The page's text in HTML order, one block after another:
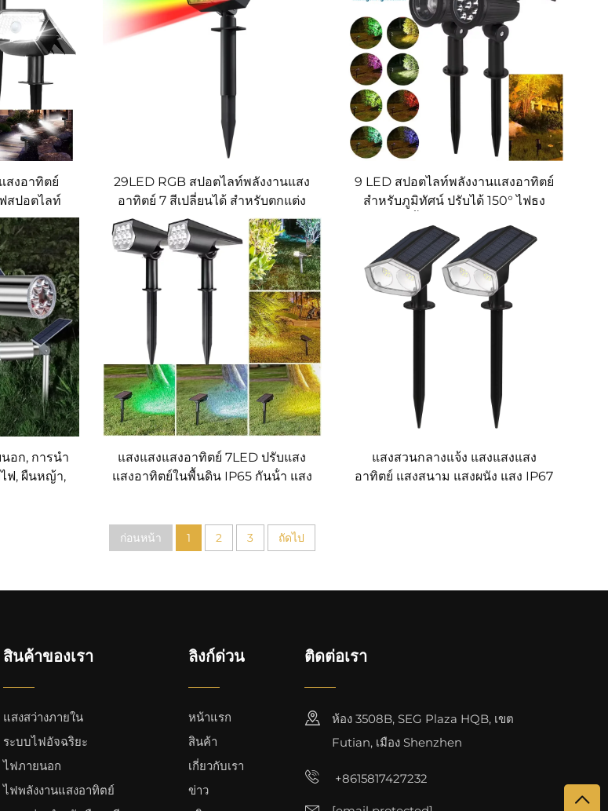
สงอาทิตย์
สปอตไลท์
โรงรถ 3
ง
29LED RGB สปอตไลท์พลังงานแสง
อาทิตย์ 7 สีเปลี่ยนได้ สำหรับตกแต่ง
คริสต์มาส ไฟกลางแจ้งสำหรับภูมิ
ทัศน์ IP67 กันน้ำ สำหรับสวนและลาน
9 LED สปอตไลท์พลังงานแสงอาทิตย์
สำหรับภูมิทัศน์ ปรับได้ 150° ไฟธง
สวน สระน้ำ และสนาม
อก, การนํา
ฟ, ผืนหญ้า,
แสงแสงแสงอาทิตย์ 7LED ปรับแสง
แสงอาทิตย์ในพื้นดิน IP65 กันน้ํา แสง
แสงสวนกลางแจ้ง แสงแสงแสง
อาทิตย์ แสงสนาม แสงผนัง แสง IP67
ก่อนหน้า 1 2 3 ถัดไป
สินค้าของเรา
แสงสว่างภายใน
ระบบไฟอัจฉริยะ
ไฟภายนอก
ไฟพลังงานแสงอาทิตย์
ลิงก์ด่วน
หน้าแรก
สินค้า
เกี่ยวกับเรา
ข่าว
ติดต่อเรา
ห้อง 3508B, SEG Plaza HQB, เขต
Futian, เมือง Shenzhen
+8615817427232